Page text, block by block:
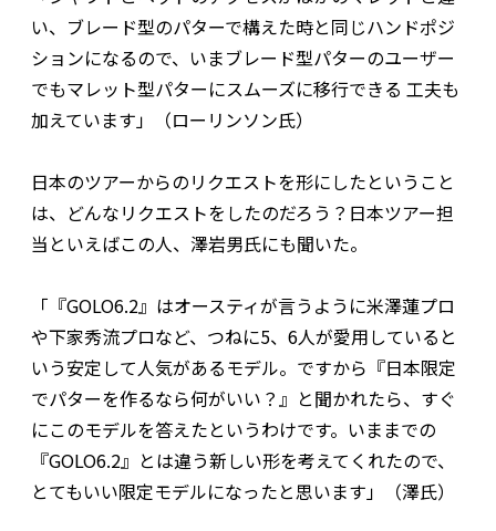
い、ブレード型のパターで構えた時と同じハンドポジ
ションになるので、いまブレード型パターのユーザー
でもマレット型パターにスムーズに移行できる 工夫も
加えています」（ローリンソン氏）
日本のツアーからのリクエストを形にしたということ
は、どんなリクエストをしたのだろう？日本ツアー担
当といえばこの人、澤岩男氏にも聞いた。
「『GOLO6.2』はオースティが言うように米澤蓮プロ
や下家秀流プロなど、つねに5、6人が愛用していると
いう安定して人気があるモデル。ですから『日本限定
でパターを作るなら何がいい？』と聞かれたら、すぐ
にこのモデルを答えたというわけです。いままでの
『GOLO6.2』とは違う新しい形を考えてくれたので、
とてもいい限定モデルになったと思います」（澤氏）